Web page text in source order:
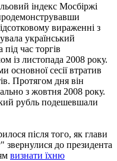
індекс Мосбіржі
вираженні з
український
час торгів
із листопада 2008 року.
основної сесії втратив
Протягом дня він
з жовтня 2008 року.
рубль подешевшали
після того, як глави
до президента
визнати їхню